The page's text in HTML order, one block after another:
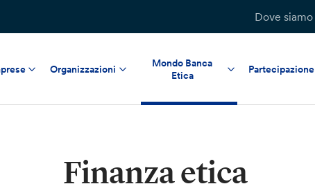
Dove siamo
Organizzazioni
Mondo Banca
Etica
Partecipazione
Finanza etica